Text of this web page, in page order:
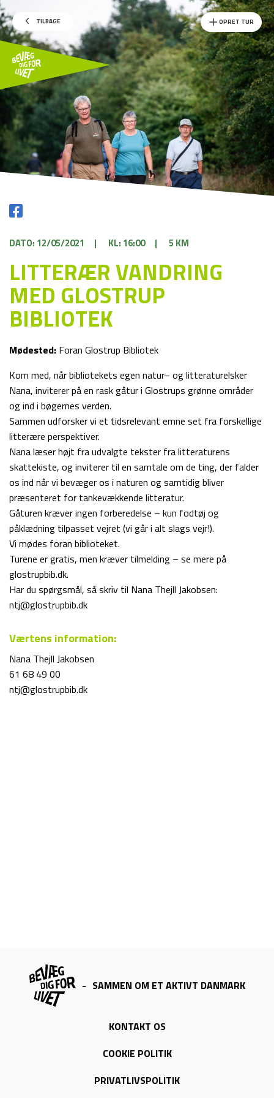
TILBAGE OPRET TUR
DATO: 12/05/2021 | KL: 16:00 | 5 KM
LITTERÆR VANDRING
MED GLOSTRUP
BIBLIOTEK
Mødested: Foran Glostrup Bibliotek
Kom med, når bibliotekets egen natur– og litteraturelsker
Nana, inviterer på en rask gåtur i Glostrups grønne områder
og ind i bøgernes verden.
Sammen udforsker vi et tidsrelevant emne set fra forskellige
litterære perspektiver.
Nana læser højt fra udvalgte tekster fra litteraturens
skattekiste, og inviterer til en samtale om de ting, der falder
os ind når vi bevæger os i naturen og samtidig bliver
præsenteret for tankevækkende litteratur.
Gåturen kræver ingen forberedelse – kun fodtøj og
påklædning tilpasset vejret (vi går i alt slags vejr!).
Vi mødes foran biblioteket.
Turene er gratis, men kræver tilmelding – se mere på
glostrupbib.dk.
Har du spørgsmål, så skriv til Nana Thejll Jakobsen:
ntj@glostrupbib.dk
Værtens information:
Nana Thejll Jakobsen
61 68 49 00
ntj@glostrupbib.dk
- SAMMEN OM ET AKTIVT DANMARK
KONTAKT OS
COOKIE POLITIK
PRIVATLIVSPOLITIK